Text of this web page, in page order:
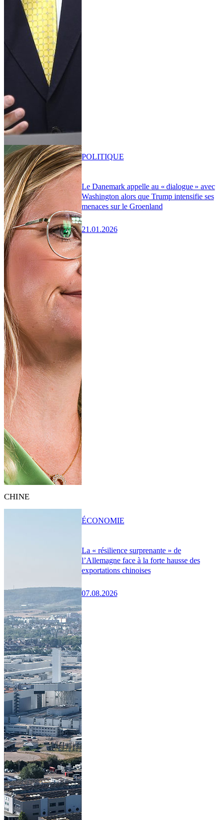
Le Danemark appelle au « dialogue » avec
Washington alors que Trump intensifie ses
menaces sur le Groenland
21.01.2026
POLITIQUE
CHINE
La « résilience surprenante » de
l’Allemagne face à la forte hausse des
exportations chinoises
07.08.2026
ÉCONOMIE